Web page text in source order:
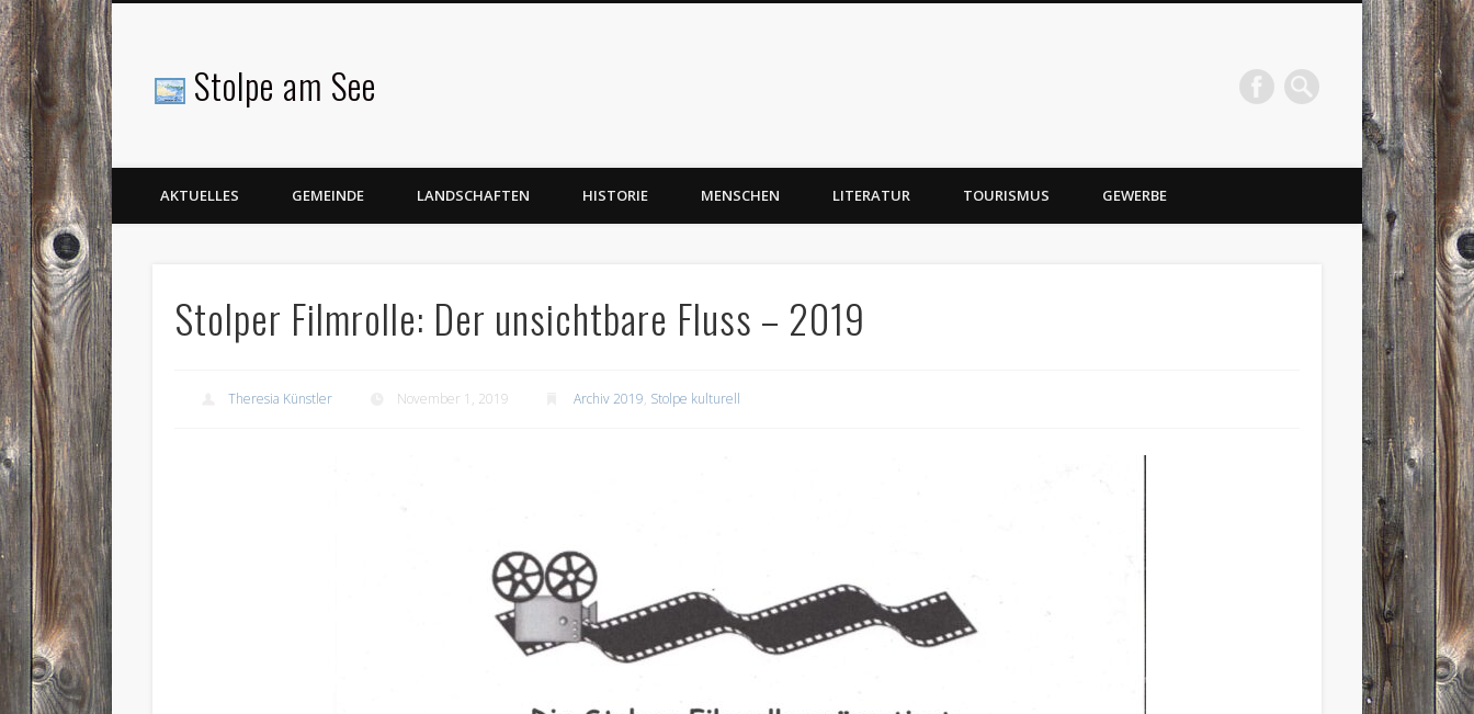
Stolpe am See
Facebook
AKTUELLES GEMEINDE LANDSCHAFTEN HISTORIE MENSCHEN LITERATUR TOURISMUS GEWERBE
Stolper Filmrolle: Der unsichtbare Fluss – 2019
Theresia Künstler November 1, 2019 Archiv 2019, Stolpe kulturell